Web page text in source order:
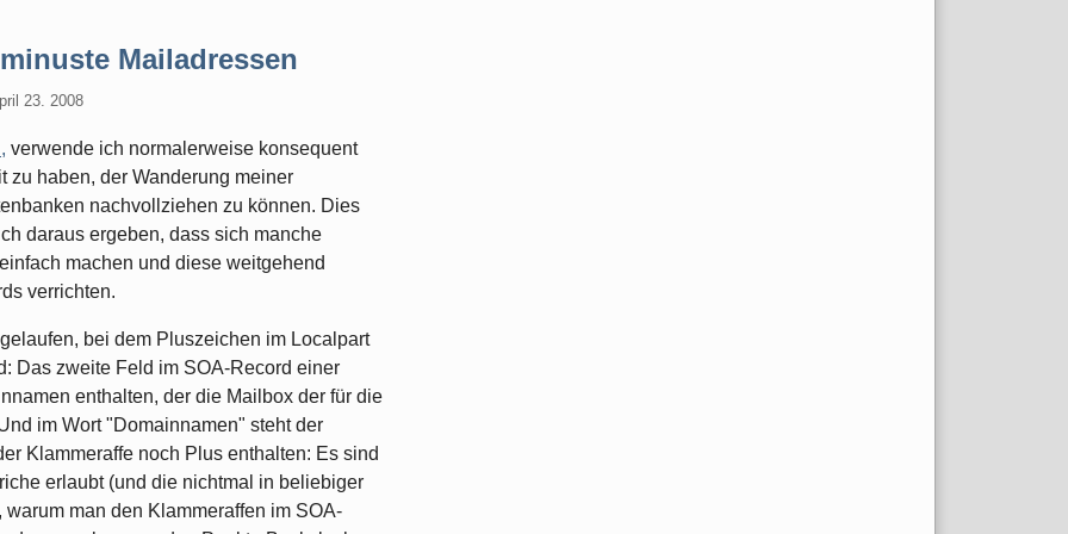
Mailadressen
23. 2008
verwende ich normalerweise konsequent
zu haben, der Wanderung meiner
nachvollziehen zu können. Dies
daraus ergeben, dass sich manche
machen und diese weitgehend
verrichten.
bei dem Pluszeichen im Localpart
Das zweite Feld im SOA-Record einer
enthalten, der die Mailbox der für die
im Wort "Domainnamen" steht der
Klammeraffe noch Plus enthalten: Es sind
erlaubt (und die nichtmal in beliebiger
man den Klammeraffen im SOA-